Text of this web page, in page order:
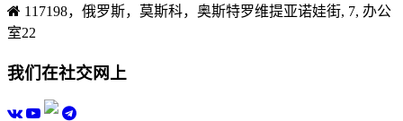
117198，俄罗斯，莫斯科，奥斯特罗维提亚诺娃街, 7, 办公
室22
我们在社交网上